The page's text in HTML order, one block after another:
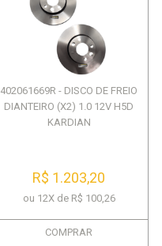
402061669R - DISCO DE FREIO
DIANTEIRO (X2) 1.0 12V H5D
KARDIAN
R$ 1.203,20
ou 12X de R$ 100,26
COMPRAR